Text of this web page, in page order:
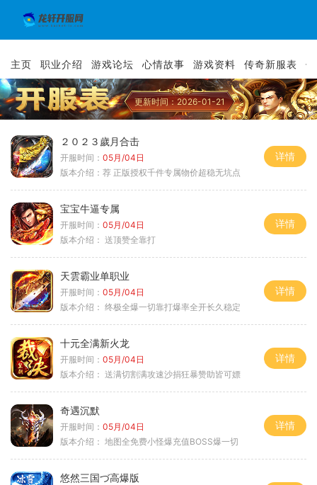
主页 职业介绍 游戏论坛 心情故事 游戏资料 传奇新服表
更新时间：2026-01-21
２０２３歲月合击
开服时间： 05月/04日
版本介绍： 荐 正版授权千件专属物价超稳无坑点
详情
宝宝牛逼专属
开服时间： 05月/04日
版本介绍： 送顶赞全靠打
详情
天雲霸业单职业
开服时间： 05月/04日
版本介绍： 终极全爆一切靠打爆率全开长久稳定
详情
十元全满新火龙
开服时间： 05月/04日
版本介绍： 送满切割满攻速沙捐狂暴赞助皆可嫖
详情
奇遇沉默
开服时间： 05月/04日
版本介绍： 地图全免费小怪爆充值BOSS爆一切
详情
悠然三国づ高爆版